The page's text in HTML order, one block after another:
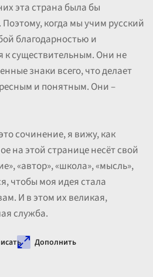
эта страна была бы
когда мы учим русский
благодарностью и
к существительным. Они не
знаки всего, что делает
и понятным. Они –
сочинение, я вижу, как
на этой странице несёт свой
«автор», «школа», «мысль»,
чтобы моя идея стала
И в этом их великая,
служба.
Дополнить